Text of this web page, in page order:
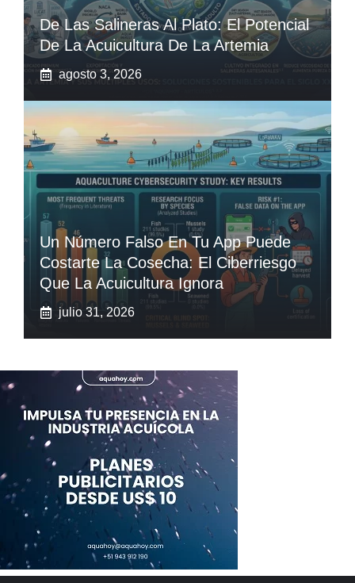
De Las Salineras Al Plato: El Potencial
De La Acuicultura De La Artemia
agosto 3, 2026
Un Número Falso En Tu App Puede
Costarte La Cosecha: El Ciberriesgo
Que La Acuicultura Ignora
julio 31, 2026